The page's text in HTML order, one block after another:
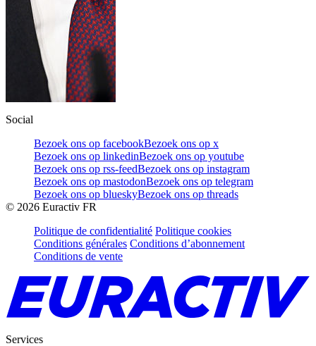
Social
Bezoek ons op facebookBezoek ons op x
Bezoek ons op linkedinBezoek ons op youtube
Bezoek ons op rss-feedBezoek ons op instagram
Bezoek ons op mastodonBezoek ons op telegram
Bezoek ons op blueskyBezoek ons op threads
© 2026 Euractiv FR
Politique de confidentialité Politique cookies
Conditions générales Conditions d’abonnement
Conditions de vente
Services